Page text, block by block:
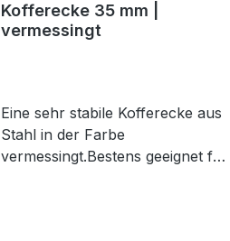
Kofferecke 35 mm |
vermessingt
Eine sehr stabile Kofferecke aus
Stahl in der Farbe
vermessingt.Bestens geeignet für